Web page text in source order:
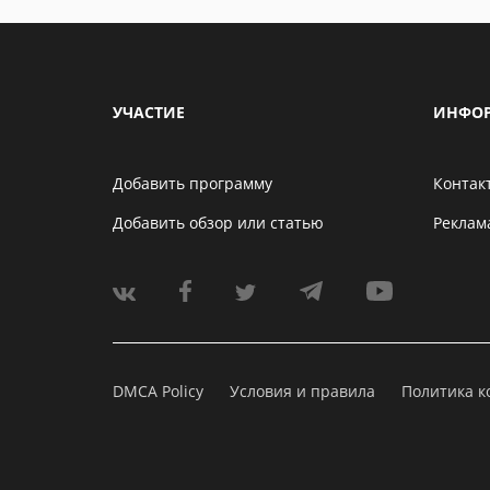
УЧАСТИЕ
Добавить программу
Добавить обзор или статью
DMCA Policy Условия и правила
Политика